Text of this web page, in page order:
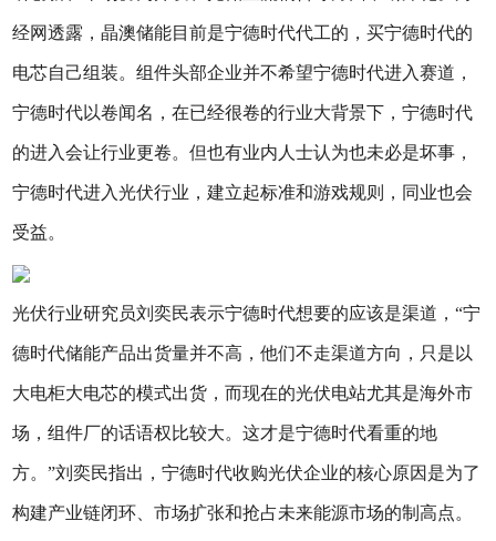
经网透露，晶澳储能目前是宁德时代代工的，买宁德时代的
电芯自己组装。组件头部企业并不希望宁德时代进入赛道，
宁德时代以卷闻名，在已经很卷的行业大背景下，宁德时代
的进入会让行业更卷。但也有业内人士认为也未必是坏事，
宁德时代进入光伏行业，建立起标准和游戏规则，同业也会
受益。
光伏行业研究员刘奕民表示宁德时代想要的应该是渠道，“宁
德时代储能产品出货量并不高，他们不走渠道方向，只是以
大电柜大电芯的模式出货，而现在的光伏电站尤其是海外市
场，组件厂的话语权比较大。这才是宁德时代看重的地
方。”刘奕民指出，‌宁德时代收购光伏企业的核心原因是为了
构建产业链闭环、市场扩张和抢占未来能源市场的制高点。‌